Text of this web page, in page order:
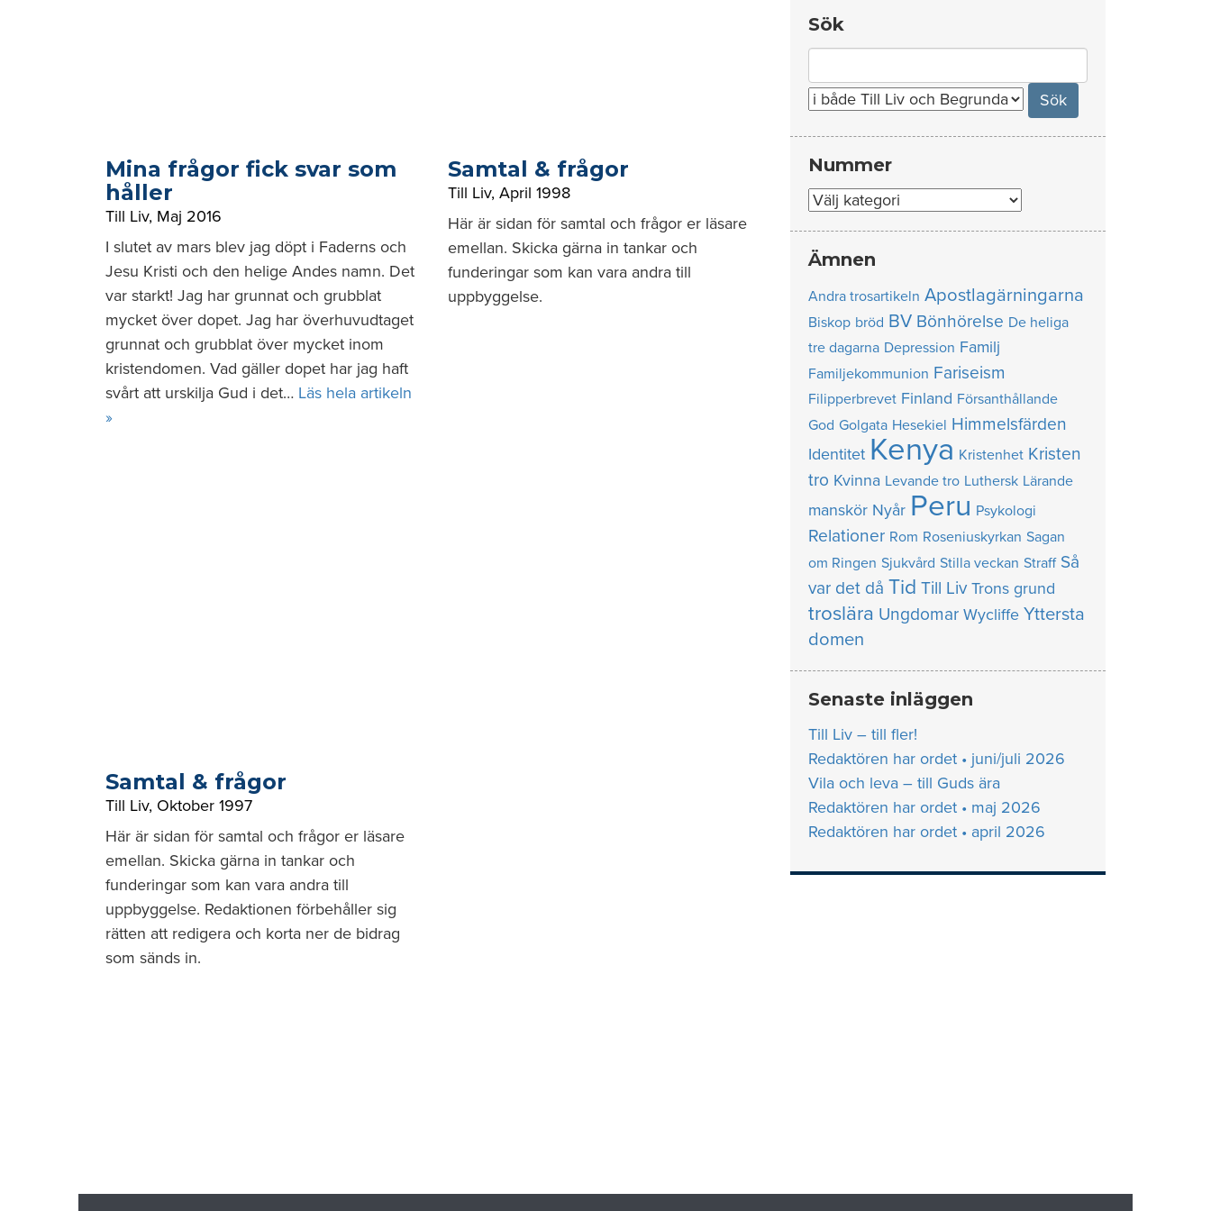
Mina frågor fick svar som
håller
Till Liv, Maj 2016
I slutet av mars blev jag döpt i Faderns och
Jesu Kristi och den helige Andes namn. Det
var starkt! Jag har grunnat och grubblat
mycket över dopet. Jag har överhuvudtaget
grunnat och grubblat över mycket inom
kristendomen. Vad gäller dopet har jag haft
svårt att urskilja Gud i det… Läs hela artikeln
»
Samtal & frågor
Till Liv, April 1998
Här är sidan för samtal och frågor er läsare
emellan. Skicka gärna in tankar och
funderingar som kan vara andra till
uppbyggelse.
Samtal & frågor
Till Liv, Oktober 1997
Här är sidan för samtal och frågor er läsare
emellan. Skicka gärna in tankar och
funderingar som kan vara andra till
uppbyggelse. Redaktionen förbehåller sig
rätten att redigera och korta ner de bidrag
som sänds in.
Sök
for:
Nummer
Nummer
Ämnen
Andra trosartikeln Apostlagärningarna
Biskop bröd BV Bönhörelse De heliga
tre dagarna Depression Familj
Familjekommunion Fariseism
Filipperbrevet Finland Försanthållande
God Golgata Hesekiel Himmelsfärden
Identitet Kenya Kristenhet Kristen
tro Kvinna Levande tro Luthersk Lärande
manskör Nyår Peru Psykologi
Relationer Rom Roseniuskyrkan Sagan
om Ringen Sjukvård Stilla veckan Straff Så
var det då Tid Till Liv Trons grund
troslära Ungdomar Wycliffe Yttersta
domen
Senaste inläggen
Till Liv – till fler!
Redaktören har ordet • juni/juli 2026
Vila och leva – till Guds ära
Redaktören har ordet • maj 2026
Redaktören har ordet • april 2026